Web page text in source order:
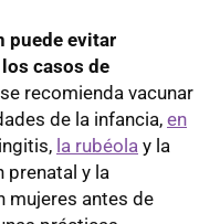
puede evitar
casos de
recomienda vacunar
de la infancia, en
la rubéola y la
prenatal y la
mujeres antes de